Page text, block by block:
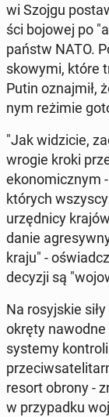
wi Szojgu
ści bojowej po
państw NATO.
sko­wy­mi, które
Putin oznaj­mił,
nym reżimie
"Jak wi­dzi­cie,
wrogie kroki
eko­no­micz­nym
których
urzęd­ni­cy
da­nie
kraju" -
decyzji są
Na ro­syj­skie
okręty
systemy
resort obrony -
w przy­pad­ku